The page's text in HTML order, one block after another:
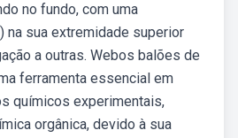
no fundo, com uma
na sua extremidade superior
a outras. Webos balões de
ferramenta essencial em
químicos experimentais,
orgânica, devido à sua